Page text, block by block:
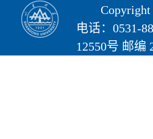
电话：0531-
12550号 邮编